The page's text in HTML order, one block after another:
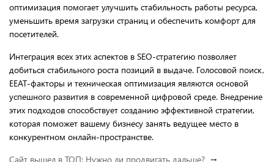
оптимизация помогает улучшить стабильность работы ресурса,
уменьшить время загрузки страниц и обеспечить комфорт для
посетителей.
Интеграция всех этих аспектов в SEO-стратегию позволяет
добиться стабильного роста позиций в выдаче. Голосовой поиск,
EEAT-факторы и техническая оптимизация являются основой
успешного развития в современной цифровой среде. Внедрение
этих подходов способствует созданию эффективной стратегии,
которая поможет вашему бизнесу занять ведущее место в
конкурентном онлайн-пространстве.
Сайт вышел в ТОП: Нужно ли продвигать дальше? →